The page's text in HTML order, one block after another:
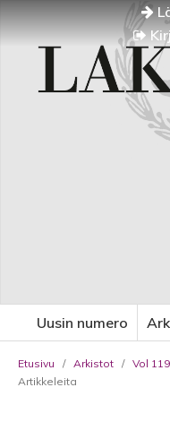
Uusin numero
Etusivu / Arkistot / Vol
Artikkeleita